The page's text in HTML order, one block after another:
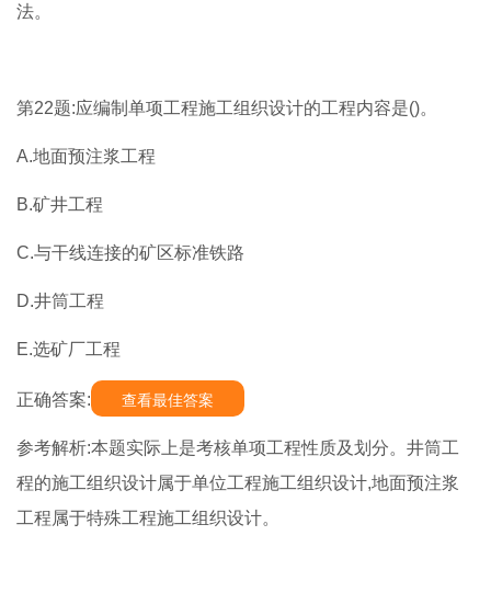
法。
第22题:应编制单项工程施工组织设计的工程内容是()。
A.地面预注浆工程
B.矿井工程
C.与干线连接的矿区标准铁路
D.井筒工程
E.选矿厂工程
正确答案: 查看最佳答案
参考解析:本题实际上是考核单项工程性质及划分。井筒工
程的施工组织设计属于单位工程施工组织设计,地面预注浆
工程属于特殊工程施工组织设计。